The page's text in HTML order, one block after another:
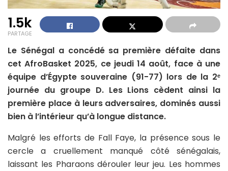
1.5k
PARTAGE
Le Sénégal a concédé sa première défaite dans
cet AfroBasket 2025, ce jeudi 14 août, face à une
équipe d’Égypte souveraine (91-77) lors de la 2ᵉ
journée du groupe D. Les Lions cèdent ainsi la
première place à leurs adversaires, dominés aussi
bien à l’intérieur qu’à longue distance.
Malgré les efforts de Fall Faye, la présence sous le
cercle a cruellement manqué côté sénégalais,
laissant les Pharaons dérouler leur jeu. Les hommes